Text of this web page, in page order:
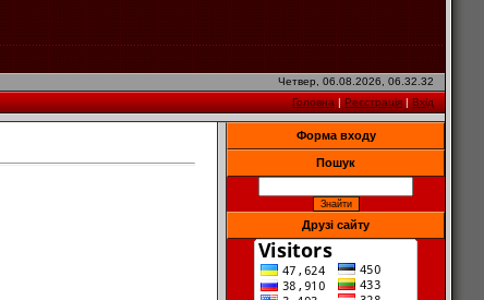
Четвер, 06.08.2026, 06.32.32
Головна|Реєстрація|Вхід
Форма входу
Пошук
Друзі сайту